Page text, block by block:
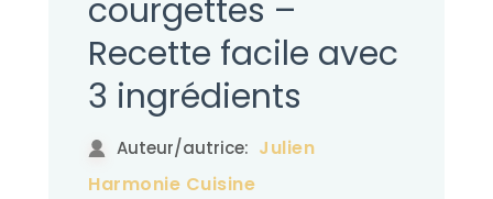
courgettes –
Recette facile avec
3 ingrédients
Auteur/autrice: Julien
Harmonie Cuisine